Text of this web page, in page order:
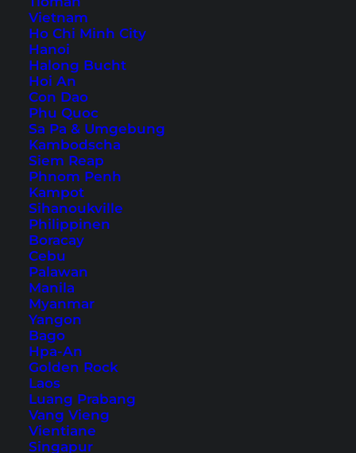
Vietnam
Ho Chi Minh City
Hanoi
Halong Bucht
Hoi An
Con Dao
Phu Quoc
Sa Pa & Umgebung
Kambodscha
Siem Reap
Phnom Penh
Kampot
Sihanoukville
Philippinen
Boracay
Cebu
Palawan
Manila
Myanmar
Yangon
Bago
Hpa-An
Golden Rock
Laos
Luang Prabang
Vang Vieng
Vientiane
Singapur
4. Hannan Street
5. Kalgoorlie Town Hall
6. St Barbara’s Square
7. Museum of the Goldfields
8. World’s Tallest Bin Park
9. Karlkurla Bushland Park
Bonus Tipp: Street Art in Kalgoorlie
Anreise nach Kalgoorlie
Das Highlight für viele Besucher ist die riesige
Super Pit Mine